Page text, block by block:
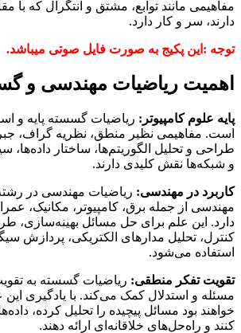
مفاهیمی مانند توابع، مشتق و انتگرال که با
دارند، سر و کار دارد.
توجه :این پکیج به صورت فایل صوتی میباشد.
اهمیت ریاضیات مهندسی و
پایه علوم کامپیوتر: ریاضیات گسسته پایه و
است. مفاهیمی نظیر منطق، نظریه گراف،
طراحی و تحلیل الگوریتم‌ها، ساختار داده‌ها،
و شبکه‌ها نقش کلیدی دارند.
کاربرد در مهندسی: ریاضیات مهندسی در
مهندسی از جمله برق، کامپیوتر، مکانیک،
دارد. این علم برای حل مسائل بهینه‌سازی،
کنترل، تحلیل مدارهای الکتریکی، پردازش
استفاده می‌شود.
تقویت تفکر منطقی: ریاضیات گسسته به
مسئله و استدلال کمک می‌کند. با یادگیری این
خواهند بود مسائل پیچیده را تحلیل کرده،
کنند و راه‌حل‌های خلاقانه‌ای ارائه دهند.